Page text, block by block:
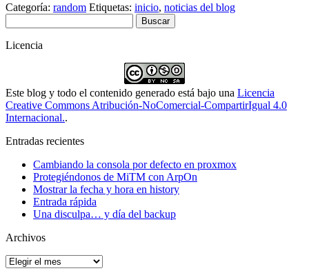
Categoría: random Etiquetas: inicio, noticias del blog
Licencia
Este blog y todo el contenido generado está bajo una Licencia
Creative Commons Atribución-NoComercial-CompartirIgual 4.0
Internacional..
Entradas recientes
Cambiando la consola por defecto en proxmox
Protegiéndonos de MiTM con ArpOn
Mostrar la fecha y hora en history
Entrada rápida
Una disculpa… y día del backup
Archivos
Archivos